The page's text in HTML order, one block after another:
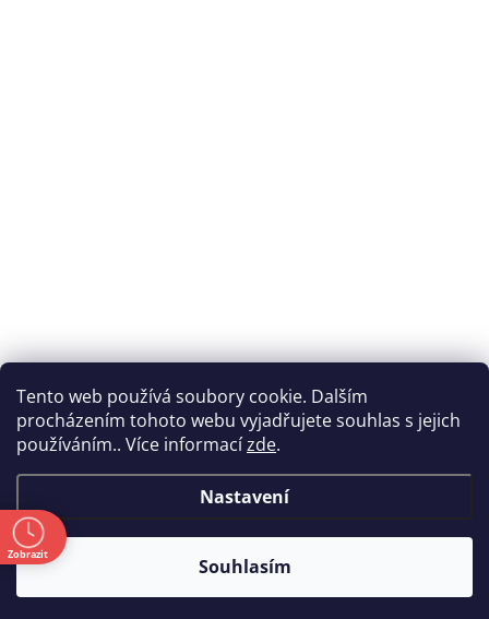
Tento web používá soubory cookie. Dalším
procházením tohoto webu vyjadřujete souhlas s jejich
používáním.. Více informacízde.
Nastavení
Souhlasím
Zobrazit